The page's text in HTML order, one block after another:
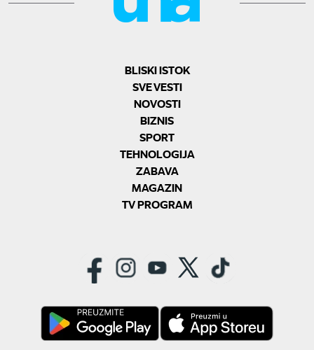
BLISKI ISTOK
SVE VESTI
NOVOSTI
BIZNIS
SPORT
TEHNOLOGIJA
ZABAVA
MAGAZIN
TV PROGRAM